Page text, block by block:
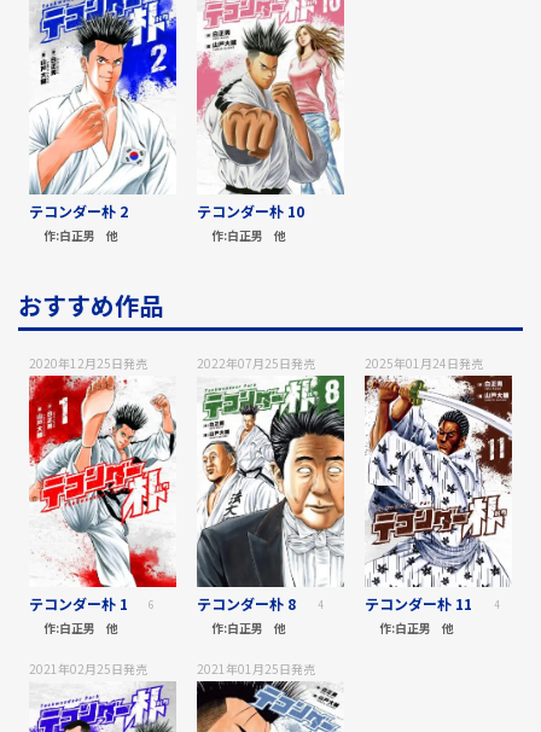
テコンダー朴 2
作:白正男 他
テコンダー朴 10
作:白正男 他
おすすめ作品
2020年12月25日発売
テコンダー朴 1 6
作:白正男 他
2022年07月25日発売
テコンダー朴 8 4
作:白正男 他
2025年01月24日発売
テコンダー朴 11 4
作:白正男 他
2021年02月25日発売 2021年01月25日発売